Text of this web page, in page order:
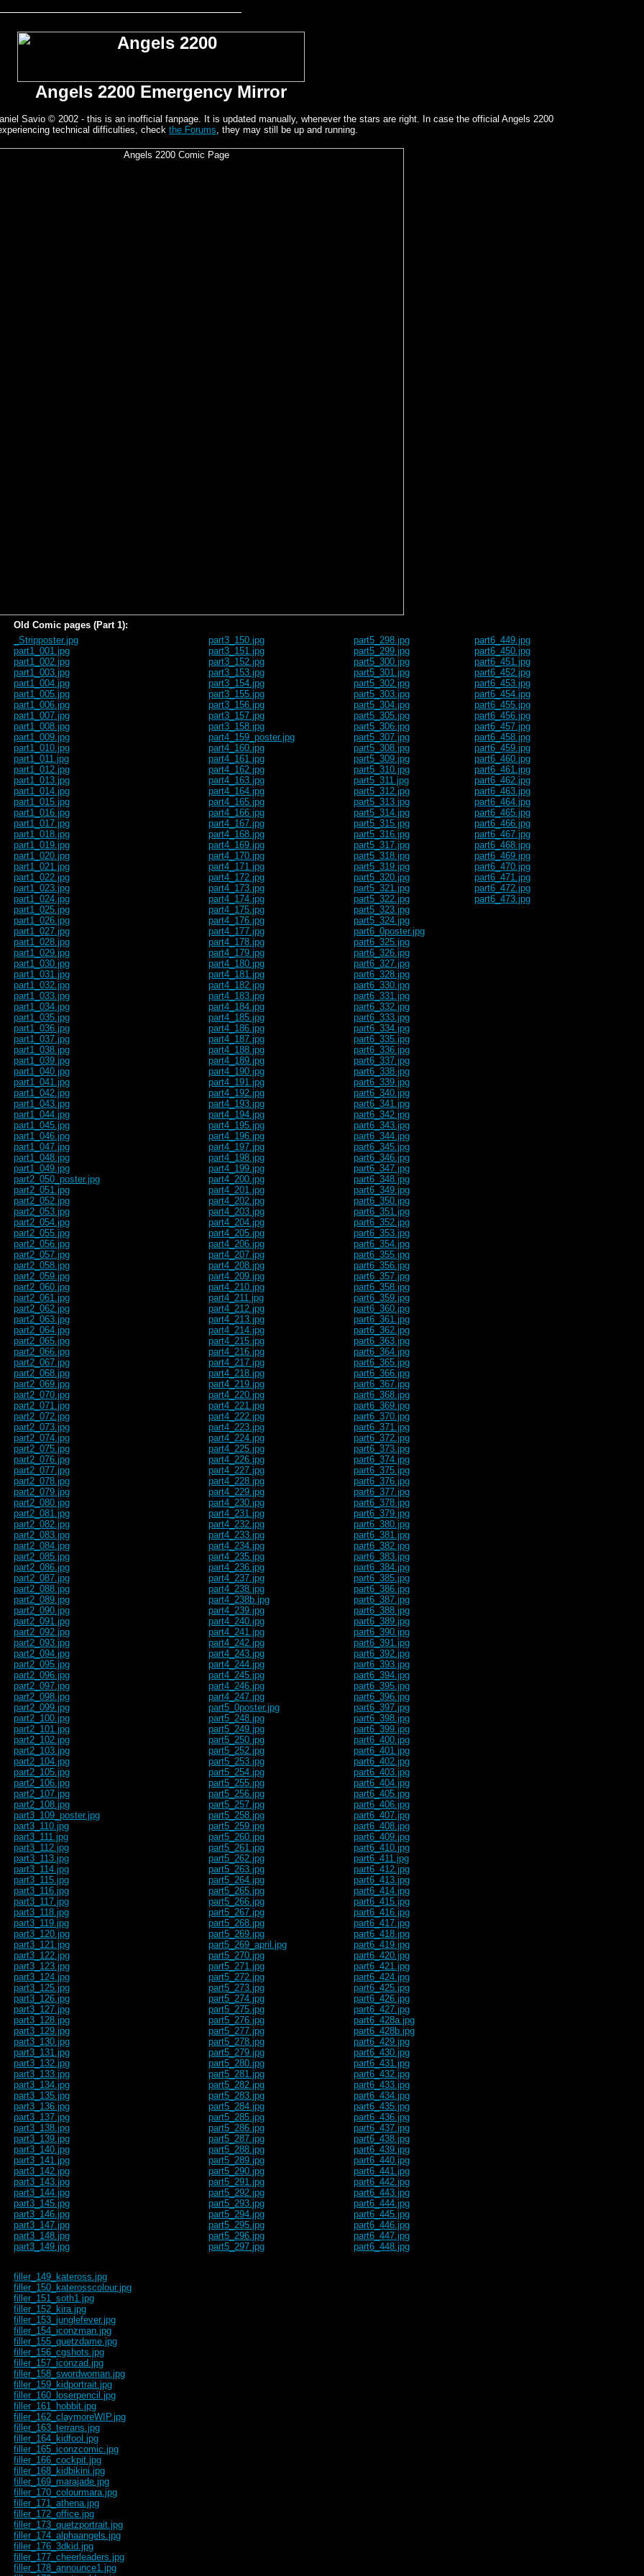
Angels 2200 Emergency Mirror
Savio © 2002 - this is an inofficial fanpage. It is updated manually, whenever the stars are right. In case the official Angels 2200
technical difficulties, check the Forums, they may still be up and running.
Old Comic pages (Part 1):
_Stripposter.jpg
part1_001.jpg
part1_002.jpg
part1_003.jpg
part1_004.jpg
part1_005.jpg
part1_006.jpg
part1_007.jpg
part1_008.jpg
part1_009.jpg
part1_010.jpg
part1_011.jpg
part1_012.jpg
part1_013.jpg
part1_014.jpg
part1_015.jpg
part1_016.jpg
part1_017.jpg
part1_018.jpg
part1_019.jpg
part1_020.jpg
part1_021.jpg
part1_022.jpg
part1_023.jpg
part1_024.jpg
part1_025.jpg
part1_026.jpg
part1_027.jpg
part1_028.jpg
part1_029.jpg
part1_030.jpg
part1_031.jpg
part1_032.jpg
part1_033.jpg
part1_034.jpg
part1_035.jpg
part1_036.jpg
part1_037.jpg
part1_038.jpg
part1_039.jpg
part1_040.jpg
part1_041.jpg
part1_042.jpg
part1_043.jpg
part1_044.jpg
part1_045.jpg
part1_046.jpg
part1_047.jpg
part1_048.jpg
part1_049.jpg
part2_050_poster.jpg
part2_051.jpg
part2_052.jpg
part2_053.jpg
part2_054.jpg
part2_055.jpg
part2_056.jpg
part2_057.jpg
part2_058.jpg
part2_059.jpg
part2_060.jpg
part2_061.jpg
part2_062.jpg
part2_063.jpg
part2_064.jpg
part2_065.jpg
part2_066.jpg
part2_067.jpg
part2_068.jpg
part2_069.jpg
part2_070.jpg
part2_071.jpg
part2_072.jpg
part2_073.jpg
part2_074.jpg
part2_075.jpg
part2_076.jpg
part2_077.jpg
part2_078.jpg
part2_079.jpg
part2_080.jpg
part2_081.jpg
part2_082.jpg
part2_083.jpg
part2_084.jpg
part2_085.jpg
part2_086.jpg
part2_087.jpg
part2_088.jpg
part2_089.jpg
part2_090.jpg
part2_091.jpg
part2_092.jpg
part2_093.jpg
part2_094.jpg
part2_095.jpg
part2_096.jpg
part2_097.jpg
part2_098.jpg
part2_099.jpg
part2_100.jpg
part2_101.jpg
part2_102.jpg
part2_103.jpg
part2_104.jpg
part2_105.jpg
part2_106.jpg
part2_107.jpg
part2_108.jpg
part3_109_poster.jpg
part3_110.jpg
part3_111.jpg
part3_112.jpg
part3_113.jpg
part3_114.jpg
part3_115.jpg
part3_116.jpg
part3_117.jpg
part3_118.jpg
part3_119.jpg
part3_120.jpg
part3_121.jpg
part3_122.jpg
part3_123.jpg
part3_124.jpg
part3_125.jpg
part3_126.jpg
part3_127.jpg
part3_128.jpg
part3_129.jpg
part3_130.jpg
part3_131.jpg
part3_132.jpg
part3_133.jpg
part3_134.jpg
part3_135.jpg
part3_136.jpg
part3_137.jpg
part3_138.jpg
part3_139.jpg
part3_140.jpg
part3_141.jpg
part3_142.jpg
part3_143.jpg
part3_144.jpg
part3_145.jpg
part3_146.jpg
part3_147.jpg
part3_148.jpg
part3_149.jpg
part3_150.jpg
part3_151.jpg
part3_152.jpg
part3_153.jpg
part3_154.jpg
part3_155.jpg
part3_156.jpg
part3_157.jpg
part3_158.jpg
part4_159_poster.jpg
part4_160.jpg
part4_161.jpg
part4_162.jpg
part4_163.jpg
part4_164.jpg
part4_165.jpg
part4_166.jpg
part4_167.jpg
part4_168.jpg
part4_169.jpg
part4_170.jpg
part4_171.jpg
part4_172.jpg
part4_173.jpg
part4_174.jpg
part4_175.jpg
part4_176.jpg
part4_177.jpg
part4_178.jpg
part4_179.jpg
part4_180.jpg
part4_181.jpg
part4_182.jpg
part4_183.jpg
part4_184.jpg
part4_185.jpg
part4_186.jpg
part4_187.jpg
part4_188.jpg
part4_189.jpg
part4_190.jpg
part4_191.jpg
part4_192.jpg
part4_193.jpg
part4_194.jpg
part4_195.jpg
part4_196.jpg
part4_197.jpg
part4_198.jpg
part4_199.jpg
part4_200.jpg
part4_201.jpg
part4_202.jpg
part4_203.jpg
part4_204.jpg
part4_205.jpg
part4_206.jpg
part4_207.jpg
part4_208.jpg
part4_209.jpg
part4_210.jpg
part4_211.jpg
part4_212.jpg
part4_213.jpg
part4_214.jpg
part4_215.jpg
part4_216.jpg
part4_217.jpg
part4_218.jpg
part4_219.jpg
part4_220.jpg
part4_221.jpg
part4_222.jpg
part4_223.jpg
part4_224.jpg
part4_225.jpg
part4_226.jpg
part4_227.jpg
part4_228.jpg
part4_229.jpg
part4_230.jpg
part4_231.jpg
part4_232.jpg
part4_233.jpg
part4_234.jpg
part4_235.jpg
part4_236.jpg
part4_237.jpg
part4_238.jpg
part4_238b.jpg
part4_239.jpg
part4_240.jpg
part4_241.jpg
part4_242.jpg
part4_243.jpg
part4_244.jpg
part4_245.jpg
part4_246.jpg
part4_247.jpg
part5_0poster.jpg
part5_248.jpg
part5_249.jpg
part5_250.jpg
part5_252.jpg
part5_253.jpg
part5_254.jpg
part5_255.jpg
part5_256.jpg
part5_257.jpg
part5_258.jpg
part5_259.jpg
part5_260.jpg
part5_261.jpg
part5_262.jpg
part5_263.jpg
part5_264.jpg
part5_265.jpg
part5_266.jpg
part5_267.jpg
part5_268.jpg
part5_269.jpg
part5_269_april.jpg
part5_270.jpg
part5_271.jpg
part5_272.jpg
part5_273.jpg
part5_274.jpg
part5_275.jpg
part5_276.jpg
part5_277.jpg
part5_278.jpg
part5_279.jpg
part5_280.jpg
part5_281.jpg
part5_282.jpg
part5_283.jpg
part5_284.jpg
part5_285.jpg
part5_286.jpg
part5_287.jpg
part5_288.jpg
part5_289.jpg
part5_290.jpg
part5_291.jpg
part5_292.jpg
part5_293.jpg
part5_294.jpg
part5_295.jpg
part5_296.jpg
part5_297.jpg
part5_298.jpg
part5_299.jpg
part5_300.jpg
part5_301.jpg
part5_302.jpg
part5_303.jpg
part5_304.jpg
part5_305.jpg
part5_306.jpg
part5_307.jpg
part5_308.jpg
part5_309.jpg
part5_310.jpg
part5_311.jpg
part5_312.jpg
part5_313.jpg
part5_314.jpg
part5_315.jpg
part5_316.jpg
part5_317.jpg
part5_318.jpg
part5_319.jpg
part5_320.jpg
part5_321.jpg
part5_322.jpg
part5_323.jpg
part5_324.jpg
part6_0poster.jpg
part6_325.jpg
part6_326.jpg
part6_327.jpg
part6_328.jpg
part6_330.jpg
part6_331.jpg
part6_332.jpg
part6_333.jpg
part6_334.jpg
part6_335.jpg
part6_336.jpg
part6_337.jpg
part6_338.jpg
part6_339.jpg
part6_340.jpg
part6_341.jpg
part6_342.jpg
part6_343.jpg
part6_344.jpg
part6_345.jpg
part6_346.jpg
part6_347.jpg
part6_348.jpg
part6_349.jpg
part6_350.jpg
part6_351.jpg
part6_352.jpg
part6_353.jpg
part6_354.jpg
part6_355.jpg
part6_356.jpg
part6_357.jpg
part6_358.jpg
part6_359.jpg
part6_360.jpg
part6_361.jpg
part6_362.jpg
part6_363.jpg
part6_364.jpg
part6_365.jpg
part6_366.jpg
part6_367.jpg
part6_368.jpg
part6_369.jpg
part6_370.jpg
part6_371.jpg
part6_372.jpg
part6_373.jpg
part6_374.jpg
part6_375.jpg
part6_376.jpg
part6_377.jpg
part6_378.jpg
part6_379.jpg
part6_380.jpg
part6_381.jpg
part6_382.jpg
part6_383.jpg
part6_384.jpg
part6_385.jpg
part6_386.jpg
part6_387.jpg
part6_388.jpg
part6_389.jpg
part6_390.jpg
part6_391.jpg
part6_392.jpg
part6_393.jpg
part6_394.jpg
part6_395.jpg
part6_396.jpg
part6_397.jpg
part6_398.jpg
part6_399.jpg
part6_400.jpg
part6_401.jpg
part6_402.jpg
part6_403.jpg
part6_404.jpg
part6_405.jpg
part6_406.jpg
part6_407.jpg
part6_408.jpg
part6_409.jpg
part6_410.jpg
part6_411.jpg
part6_412.jpg
part6_413.jpg
part6_414.jpg
part6_415.jpg
part6_416.jpg
part6_417.jpg
part6_418.jpg
part6_419.jpg
part6_420.jpg
part6_421.jpg
part6_424.jpg
part6_425.jpg
part6_426.jpg
part6_427.jpg
part6_428a.jpg
part6_428b.jpg
part6_429.jpg
part6_430.jpg
part6_431.jpg
part6_432.jpg
part6_433.jpg
part6_434.jpg
part6_435.jpg
part6_436.jpg
part6_437.jpg
part6_438.jpg
part6_439.jpg
part6_440.jpg
part6_441.jpg
part6_442.jpg
part6_443.jpg
part6_444.jpg
part6_445.jpg
part6_446.jpg
part6_447.jpg
part6_448.jpg
part6_449.jpg
part6_450.jpg
part6_451.jpg
part6_452.jpg
part6_453.jpg
part6_454.jpg
part6_455.jpg
part6_456.jpg
part6_457.jpg
part6_458.jpg
part6_459.jpg
part6_460.jpg
part6_461.jpg
part6_462.jpg
part6_463.jpg
part6_464.jpg
part6_465.jpg
part6_466.jpg
part6_467.jpg
part6_468.jpg
part6_469.jpg
part6_470.jpg
part6_471.jpg
part6_472.jpg
part6_473.jpg
filler_149_kateross.jpg
filler_150_katerosscolour.jpg
filler_151_soth1.jpg
filler_152_kira.jpg
filler_153_junglefever.jpg
filler_154_iconzman.jpg
filler_155_quetzdame.jpg
filler_156_cgshots.jpg
filler_157_iconzad.jpg
filler_158_swordwoman.jpg
filler_159_kidportrait.jpg
filler_160_loserpencil.jpg
filler_161_hobbit.jpg
filler_162_claymoreWIP.jpg
filler_163_terrans.jpg
filler_164_kidfool.jpg
filler_165_iconzcomic.jpg
filler_166_cockpit.jpg
filler_168_kidbikini.jpg
filler_169_marajade.jpg
filler_170_colourmara.jpg
filler_171_athena.jpg
filler_172_office.jpg
filler_173_quetzportrait.jpg
filler_174_alphaangels.jpg
filler_176_3dkid.jpg
filler_177_cheerleaders.jpg
filler_178_announce1.jpg